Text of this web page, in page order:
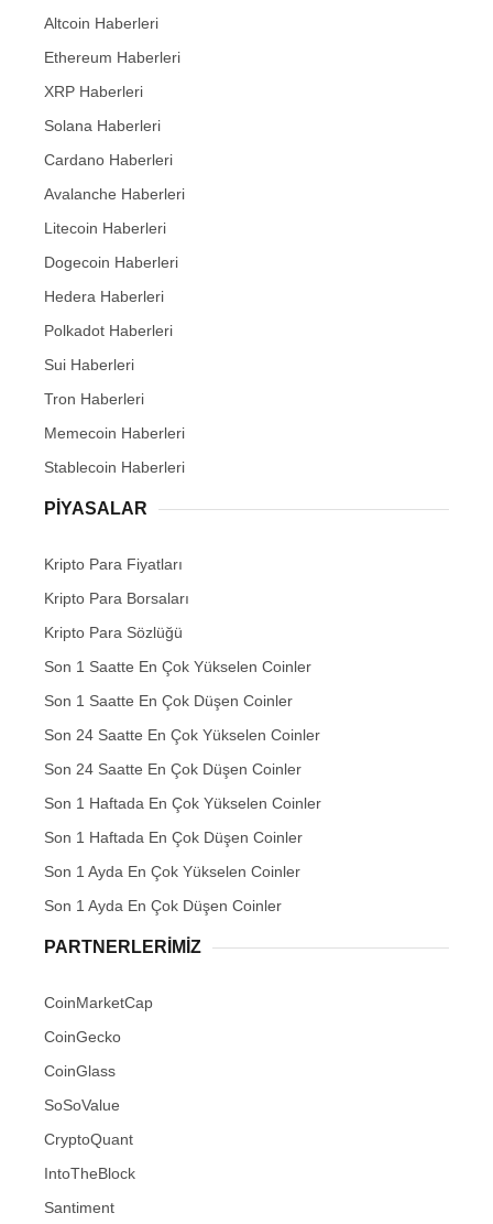
Altcoin Haberleri
Ethereum Haberleri
XRP Haberleri
Solana Haberleri
Cardano Haberleri
Avalanche Haberleri
Litecoin Haberleri
Dogecoin Haberleri
Hedera Haberleri
Polkadot Haberleri
Sui Haberleri
Tron Haberleri
Memecoin Haberleri
Stablecoin Haberleri
PIYASALAR
Kripto Para Fiyatları
Kripto Para Borsaları
Kripto Para Sözlüğü
Son 1 Saatte En Çok Yükselen Coinler
Son 1 Saatte En Çok Düşen Coinler
Son 24 Saatte En Çok Yükselen Coinler
Son 24 Saatte En Çok Düşen Coinler
Son 1 Haftada En Çok Yükselen Coinler
Son 1 Haftada En Çok Düşen Coinler
Son 1 Ayda En Çok Yükselen Coinler
Son 1 Ayda En Çok Düşen Coinler
PARTNERLERIMIZ
CoinMarketCap
CoinGecko
CoinGlass
SoSoValue
CryptoQuant
IntoTheBlock
Santiment